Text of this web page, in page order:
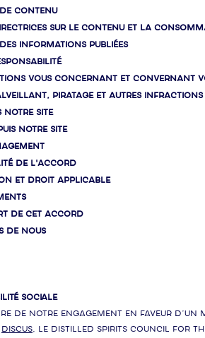
CONTENU
SUR LE CONTENU ET LA
INFORMATIONS PUBLIÉES
VOUS CONCERNANT ET CONVERNANT
PIRATAGE ET AUTRES INFRACTIONS
NOTRE SITE
NOTRE SITE
DE L'ACCORD
ET DROIT APPLICABLE
DE CET ACCORD
DE NOUS
SOCIALE
de notre engagement en faveur
DISCUS, le Distilled Spirits Council for